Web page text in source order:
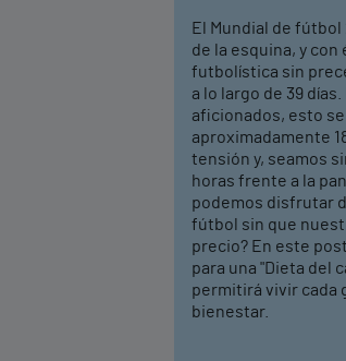
El Mundial de
de la esquina, y con
futbolística sin
a lo largo de 39
aficionados, esto
aproximadamente
tensión y, seamos
horas frente a la
podemos disfrutar
fútbol sin que
precio? En este
para una "Dieta del
permitirá vivir cada
bienestar.